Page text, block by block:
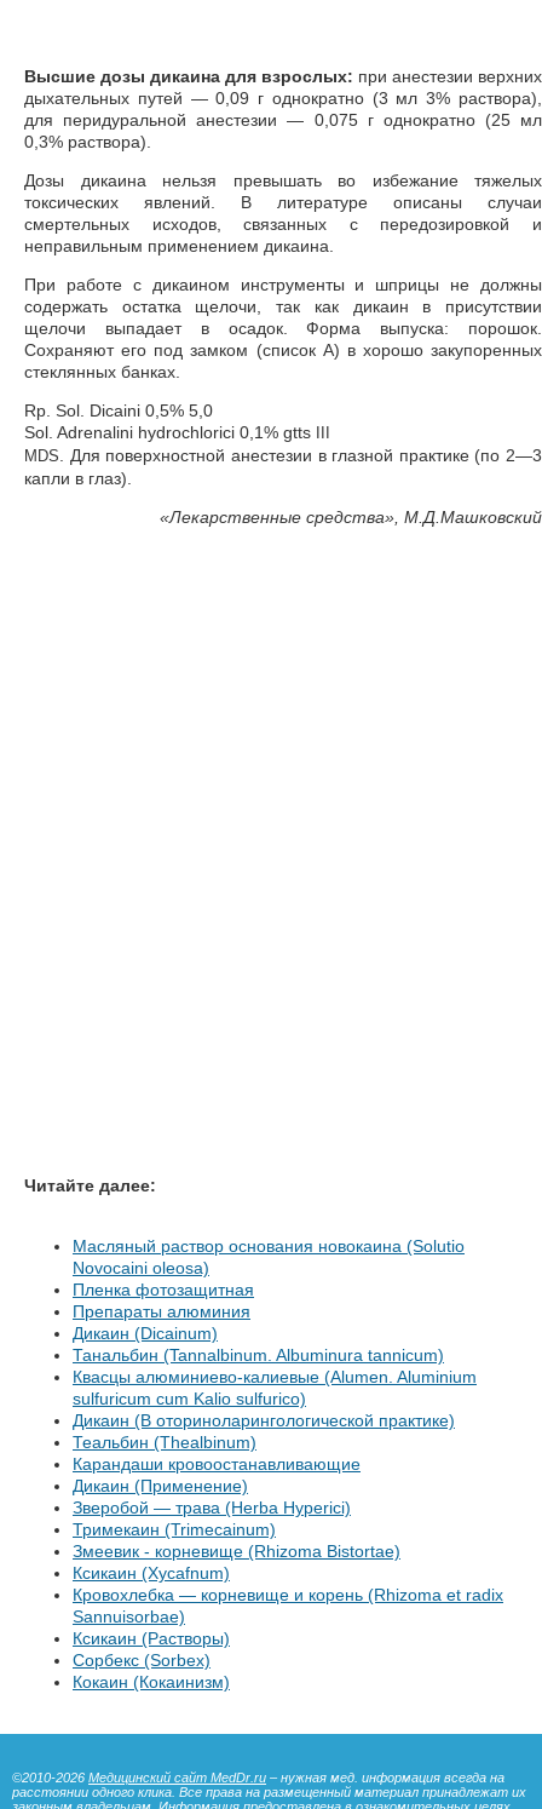
Высшие дозы дикаина для взрослых: при анестезии верхних
дыхательных путей — 0,09 г однократно (3 мл 3% раствора),
для перидуральной анестезии — 0,075 г однократно (25 мл
0,3% раствора).
Дозы дикаина нельзя превышать во избежание тяжелых
токсических явлений. В литературе описаны случаи
смертельных исходов, связанных с передозировкой и
неправильным применением дикаина.
При работе с дикаином инструменты и шприцы не должны
содержать остатка щелочи, так как дикаин в присутствии
щелочи выпадает в осадок. Форма выпуска: порошок.
Сохраняют его под замком (список А) в хорошо закупоренных
стеклянных банках.
Rp. Sol. Dicaini 0,5% 5,0
Sol. Adrenalini hydrochlorici 0,1% gtts
MDS
. Для поверхностной анестезии в глазной практике (по 2—3
капли в глаз).
«Лекарственные средства», М.Д.Машковский
Читайте далее:
Масляный раствор основания новокаина (Solutio
Novocaini oleosa)
Пленка фотозащитная
Препараты алюминия
Дикаин (Dicainum)
Танальбин (Tannalbinum. Albuminura tannicum)
Квасцы алюминиево-калиевые (Alumen. Aluminium
sulfuricum cum Kalio sulfurico)
Дикаин (В оториноларингологической практике)
Теальбин (Thealbinum)
Карандаши кровоостанавливающие
Дикаин (Применение)
Зверобой — трава (Herba Hyperici)
Тримекаин (Trimecainum)
Змеевик - корневище (Rhizoma Bistortae)
Ксикаин (Xycafnum)
Кровохлебка — корневище и корень (Rhizoma et radix
Sannuisorbae)
Ксикаин (Растворы)
Сорбекс (Sorbex)
Кокаин (Кокаинизм)
©2010-2026 Медицинский сайт MedDr.ru – нужная мед. информация всегда на
расстоянии одного клика. Все права на размещенный материал принадлежат их